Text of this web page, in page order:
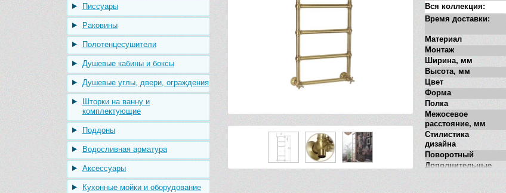
Писсуары
Раковины
Полотенцесушители
Душевые кабины и боксы
Душевые углы, двери, ограждения
Шторки на ванну и
комплектующие
Поддоны
Водосливная арматура
Аксессуары
Кухонные мойки и оборудование
Вся коллекция:
Время доставки:
Материал
Монтаж
Ширина, мм
Высота, мм
Цвет
Форма
Полка
Межосевое
расстояние, мм
Стилистика
дизайна
Поворотный
Дополнительные